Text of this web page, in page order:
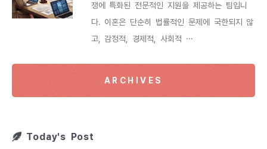
쟁에 특화된 전문적인 지원을 제공하는 팀입니
다. 이혼은 단순히 법률적인 문제에 국한되지 않
고, 감정적, 경제적, 사회적 ···
ARCHIVES
Today's Post